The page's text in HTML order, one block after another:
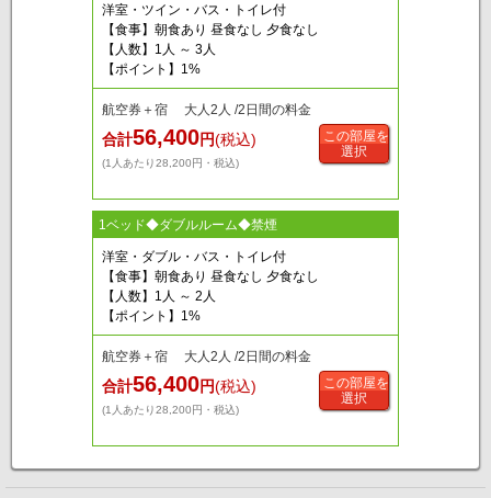
洋室・ツイン・バス・トイレ付
【食事】朝食あり 昼食なし 夕食なし
【人数】1人 ～ 3人
【ポイント】1%
航空券＋宿 大人2人 /2日間の料金
合計56,400円(税込)
(1人あたり28,200円・税込)
この部屋を
選択
1ベッド◆ダブルルーム◆禁煙
洋室・ダブル・バス・トイレ付
【食事】朝食あり 昼食なし 夕食なし
【人数】1人 ～ 2人
【ポイント】1%
航空券＋宿 大人2人 /2日間の料金
合計56,400円(税込)
(1人あたり28,200円・税込)
この部屋を
選択